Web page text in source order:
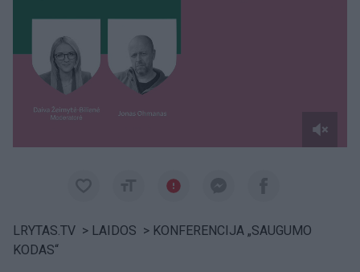
LRYTAS.TV > LAIDOS > KONFERENCIJA „SAUGUMO
KODAS“